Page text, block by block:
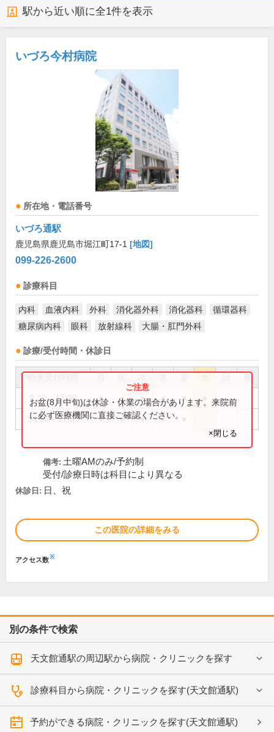
駅から近い順に全1件を表示
いづろ今村病院
所在地・電話番号
いづろ通駅
鹿児島県鹿児島市堀江町17-1 [地図]
099-226-2600
診療科目
内科 血液内科 外科 消化器外科 消化器科
循環器科
糖尿病内科
眼科 放射線科 大腸・肛門外科
診療/受付時間・休診日
祝
8:30～12:30 ● ● ● ● ●
14:00～17:30 ● ● ● ●
お盆(8月中旬)は休診・休業の場合があります。来院前
に必ず医療機関に直接ご確認ください。
×閉じる
備考: 土曜AMのみ/予約制
受付/診療日時は科目により異なる
休診日: 日、祝
この医院の詳細をみる
アクセス数※
別の条件で検索
天文館通駅の周辺駅から病院・クリニックを探す
診療科目から病院・クリニックを探す(天文館通駅)
予約ができる病院・クリニックを探す(天文館通駅)